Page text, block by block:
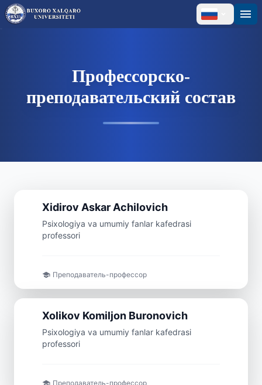
Профессорско-
преподавательский состав
Xidirov Askar Achilovich
Psixologiya va umumiy fanlar kafedrasi
professori
Преподаватель-профессор
Xolikov Komiljon Buronovich
Psixologiya va umumiy fanlar kafedrasi
professori
Преподаватель-профессор